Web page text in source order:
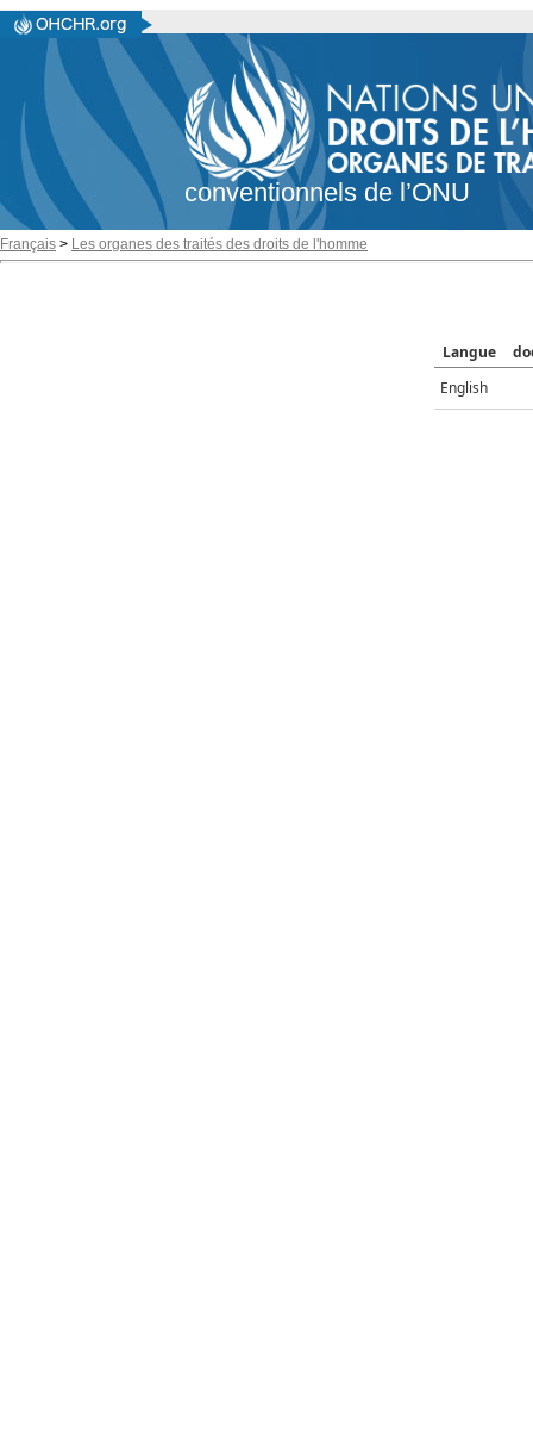
conventionnels de l’ONU
Français > Les organes des traités des droits de l'homme
Langue
English